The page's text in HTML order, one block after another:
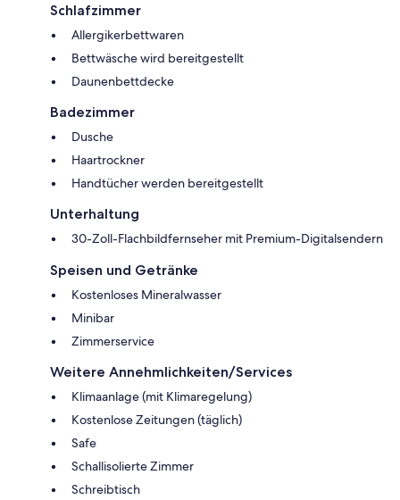
Schlafzimmer
Allergikerbettwaren
Bettwäsche wird bereitgestellt
Daunenbettdecke
Badezimmer
Dusche
Haartrockner
Handtücher werden bereitgestellt
Unterhaltung
30-Zoll-Flachbildfernseher mit Premium-Digitalsendern
Speisen und Getränke
Kostenloses Mineralwasser
Minibar
Zimmerservice
Weitere Annehmlichkeiten/Services
Klimaanlage (mit Klimaregelung)
Kostenlose Zeitungen (täglich)
Safe
Schallisolierte Zimmer
Schreibtisch